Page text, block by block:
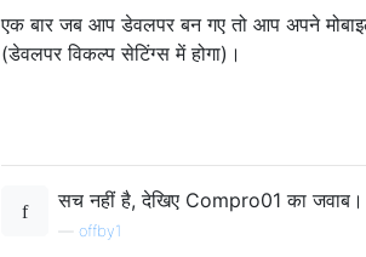
एक बार जब आप डेवलपर बन गए तो आप अपने
(डेवलपर विकल्प सेटिंग्स में होगा)।
सच नहीं है, देखिए Compro01 का जवाब।
offby1